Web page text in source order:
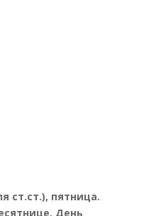
ст.ст.), пятница.
День